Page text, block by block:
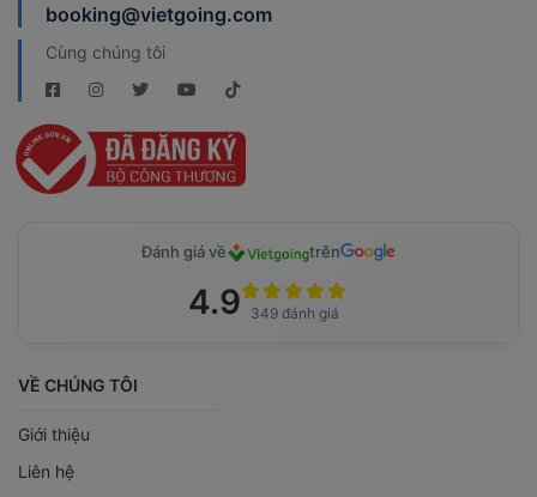
booking@vietgoing.com
Cùng chúng tôi
Đánh giá về trên
4.9 349 đánh giá
VỀ CHÚNG TÔI
Giới thiệu
Liên hệ